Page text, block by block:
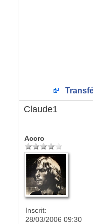
Claude1
Accro
Inscrit:
28/03/2006 09:30